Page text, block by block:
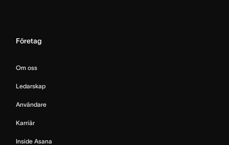
Företag
Om oss
Ledarskap
Användare
Karriär
Inside Asana